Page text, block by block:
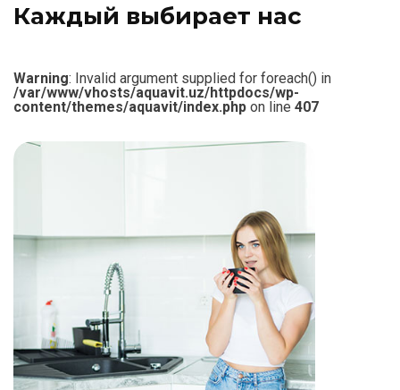
Каждый выбирает нас
Warning: Invalid argument supplied for foreach() in
/var/www/vhosts/aquavit.uz/httpdocs/wp-
content/themes/aquavit/index.php on line 407